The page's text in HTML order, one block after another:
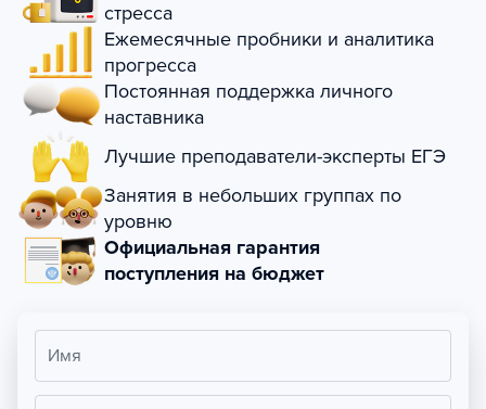
стресса
Ежемесячные пробники и аналитика
прогресса
Постоянная поддержка личного
наставника
Лучшие преподаватели-эксперты ЕГЭ
Занятия в небольших группах по
уровню
Официальная гарантия
поступления на бюджет
Имя